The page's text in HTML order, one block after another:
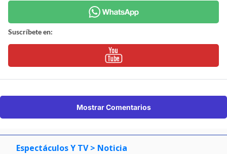
Suscríbete en:
Mostrar Comentarios
Espectáculos Y TV > Noticia